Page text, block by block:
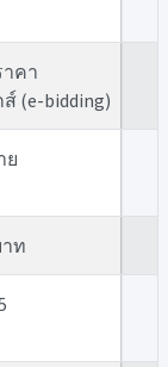
คา
(e-bidding)
ย
าท